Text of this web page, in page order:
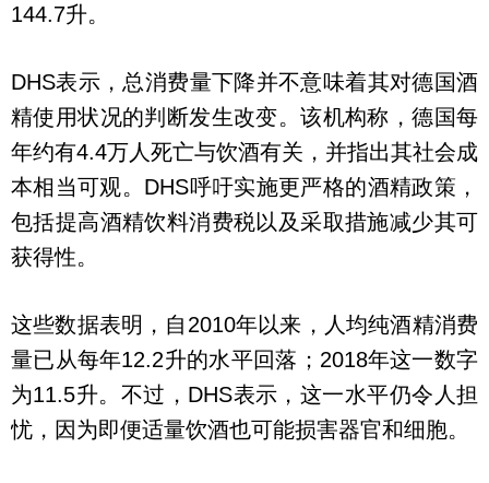
144.7升。
DHS表示，总消费量下降并不意味着其对德国酒
精使用状况的判断发生改变。该机构称，德国每
年约有4.4万人死亡与饮酒有关，并指出其社会成
本相当可观。DHS呼吁实施更严格的酒精政策，
包括提高酒精饮料消费税以及采取措施减少其可
获得性。
这些数据表明，自2010年以来，人均纯酒精消费
量已从每年12.2升的水平回落；2018年这一数字
为11.5升。不过，DHS表示，这一水平仍令人担
忧，因为即便适量饮酒也可能损害器官和细胞。